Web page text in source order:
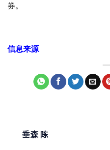
券。
信息来源
垂森 陈